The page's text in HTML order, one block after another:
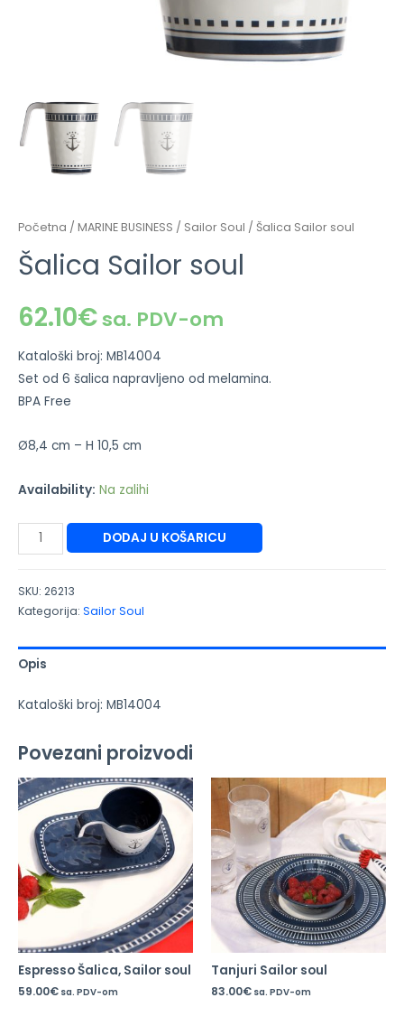
Početna / MARINE BUSINESS / Sailor Soul / Šalica Sailor soul
Šalica Sailor soul
62.10€sa. PDV-om
Kataloški broj: MB14004
Set od 6 šalica napravljeno od melamina.
BPA Free
Ø8,4 cm – H 10,5 cm
Availability: Na zalihi
DODAJ U KOŠARICU
SKU: 26213
Kategorija: Sailor Soul
Opis
Kataloški broj: MB14004
Povezani proizvodi
Espresso Šalica, Sailor soul
59.00€ sa. PDV-om
Tanjuri Sailor soul
83.00€ sa. PDV-om